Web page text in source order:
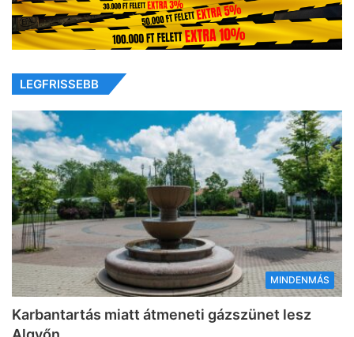
LEGFRISSEBB
MINDENMÁS
Karbantartás miatt átmeneti gázszünet lesz